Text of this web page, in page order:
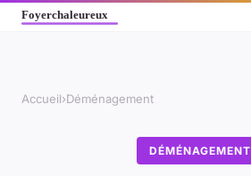
Accueil›Déménagement
DÉMÉNAGEMENT